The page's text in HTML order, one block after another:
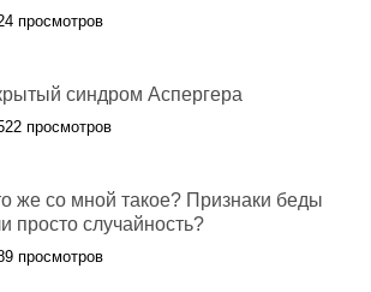
просмотров
синдром Аспергера
просмотров
же со мной такое? Признаки беды
просто случайность?
просмотров